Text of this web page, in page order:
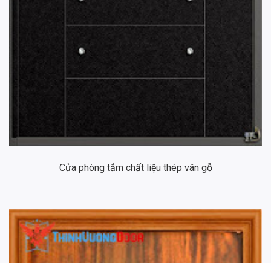
Cửa phòng tắm chất liệu thép vân gỗ